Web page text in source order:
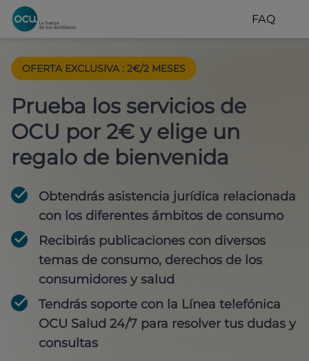
FAQ
OFERTA EXCLUSIVA : 2€/2 MESES
Prueba los servicios de
OCU por 2€ y elige un
regalo de bienvenida
Obtendrás asistencia jurídica relacionada
con los diferentes ámbitos de consumo
Recibirás publicaciones con diversos
temas de consumo, derechos de los
consumidores y salud
Tendrás soporte con la Línea telefónica
OCU Salud 24/7 para resolver tus dudas y
consultas